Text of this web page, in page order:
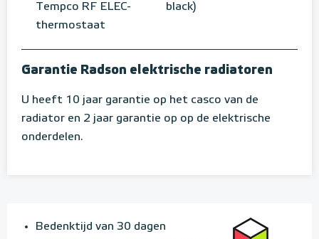
Tempco RF ELEC-
thermostaat
black)
Garantie Radson elektrische radiatoren
U heeft 10 jaar garantie op het casco van de
radiator en 2 jaar garantie op op de elektrische
onderdelen.
Bedenktijd van 30 dagen